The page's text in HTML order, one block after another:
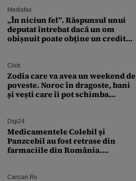
Mediafax
„În niciun fel”. Răspunsul unui
deputat întrebat dacă un om
obișnuit poate obține un credit
Click
Zodia care va avea un weekend de
poveste. Noroc în dragoste, bani
și vești care îi pot schimba
Digi24
Medicamentele Colebil și
Panzcebil au fost retrase din
farmaciile din România.
Cancan.ro